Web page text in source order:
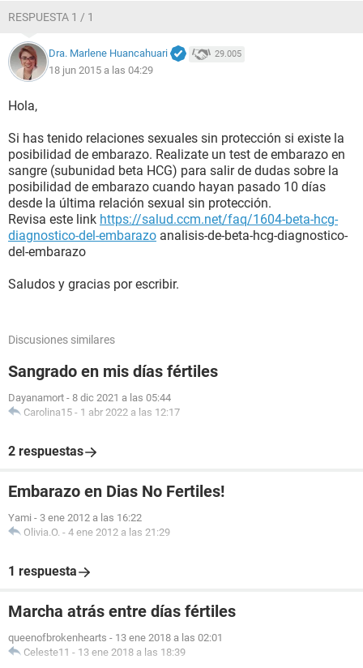
RESPUESTA 1 / 1
Dra. Marlene Huancahuari 29.005
18 jun 2015 a las 04:29
Hola,
Si has tenido relaciones sexuales sin protección si existe la
posibilidad de embarazo. Realizate un test de embarazo en
sangre (subunidad beta HCG) para salir de dudas sobre la
posibilidad de embarazo cuando hayan pasado 10 días
desde la última relación sexual sin protección.
Revisa este link https://salud.ccm.net/faq/1604-beta-hcg-
diagnostico-del-embarazo analisis-de-beta-hcg-diagnostico-
del-embarazo
Saludos y gracias por escribir.
Discusiones similares
Sangrado en mis días fértiles
Dayanamort - 8 dic 2021 a las 05:44
Carolina15 - 1 abr 2022 a las 12:17
2 respuestas
Embarazo en Dias No Fertiles!
Yami - 3 ene 2012 a las 16:22
Olivia.O. - 4 ene 2012 a las 21:29
1 respuesta
Marcha atrás entre días fértiles
queenofbrokenhearts - 13 ene 2018 a las 02:01
Celeste11 - 13 ene 2018 a las 18:39